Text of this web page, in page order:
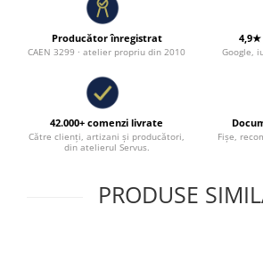
Producător înregistrat
CAEN 3299 · atelier propriu din 2010
4,9★
Google,
42.000+ comenzi livrate
Către clienți, artizani și producători,
din atelierul Servus.
Fișe,
PRODUSE